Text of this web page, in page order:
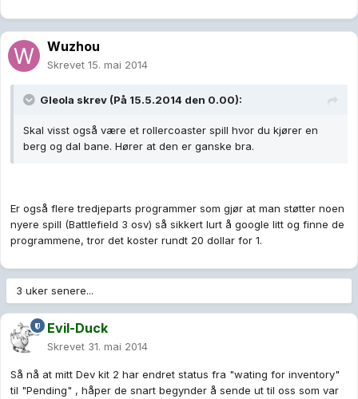
Wuzhou
Skrevet 15. mai 2014
Gleola skrev (På 15.5.2014 den 0.00):
Skal visst også være et rollercoaster spill hvor du kjører en
berg og dal bane. Hører at den er ganske bra.
Er også flere tredjeparts programmer som gjør at man støtter noen
nyere spill (Battlefield 3 osv) så sikkert lurt å google litt og finne de
programmene, tror det koster rundt 20 dollar for 1.
3 uker senere...
Evil-Duck
Skrevet 31. mai 2014
Så nå at mitt Dev kit 2 har endret status fra "wating for inventory"
til "Pending" , håper de snart begynder å sende ut til oss som var